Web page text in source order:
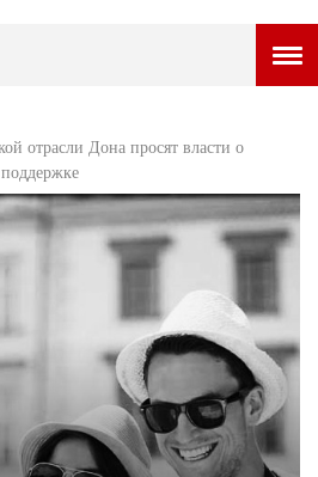
ВОПРОС НЕДЕЛИ
ПРЕМЬЕРА
СТИЛЬ ЖИЗНИ
ЧЕЛОВЕК ОСОБЕННЫЙ
отрасли Дона просят власти о
поддержке